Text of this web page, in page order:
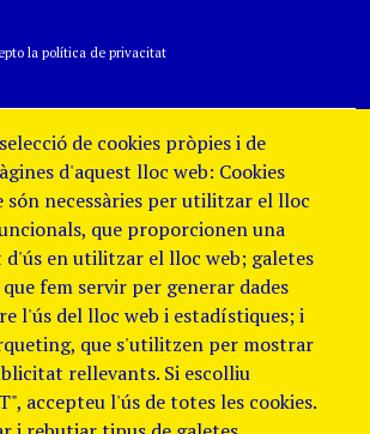
la política de privacitat
de cookies pròpies i de
d'aquest lloc web: Cookies
són necessàries per utilitzar el lloc
que proporcionen una
en utilitzar el lloc web; galetes
fem servir per generar dades
l'ús del lloc web i estadístiques; i
que s'utilitzen per mostrar
rellevants. Si escolliu
accepteu l'ús de totes les cookies.